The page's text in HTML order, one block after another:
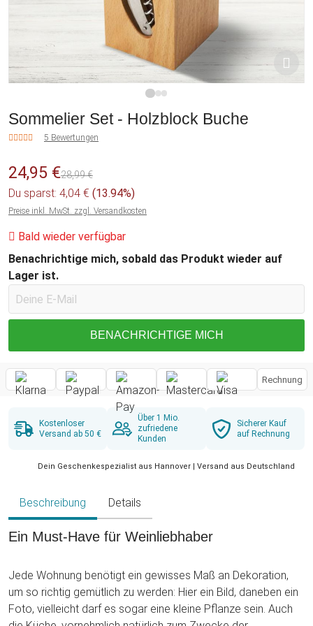
Sommelier Set - Holzblock Buche
5 Bewertungen
24,95 €28,99 €
Du sparst: 4,04 € (13.94%)
Preise inkl. MwSt. zzgl. Versandkosten
Bald wieder verfügbar
Benachrichtige mich, sobald das Produkt wieder auf
Lager ist.
BENACHRICHTIGE MICH
Rechnung
Kostenloser
Versand ab 50 €
Über 1 Mio.
zufriedene
Kunden
Sicherer Kauf
auf Rechnung
Dein Geschenkespezialist aus Hannover | Versand aus Deutschland
Beschreibung Details
Ein Must-Have für Weinliebhaber
Jede Wohnung benötigt ein gewisses Maß an Dekoration,
um so richtig gemütlich zu werden: Hier ein Bild, daneben ein
Foto, vielleicht darf es sogar eine kleine Pflanze sein. Auch